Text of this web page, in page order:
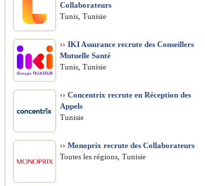
Collaborateurs
Tunis, Tunisie
›› IKI Assurance recrute des Conseillers
Mutuelle Santé
Tunis, Tunisie
›› Concentrix recrute en Réception des
Appels
Tunisie
›› Monoprix recrute des Collaborateurs
Toutes les régions, Tunisie